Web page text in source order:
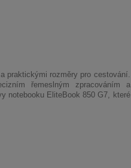
praktickými rozměry pro cestování.
řemeslným zpracováním a
notebooku EliteBook 850 G7, které